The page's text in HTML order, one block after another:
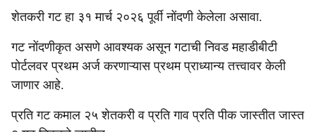
शेतकरी गट हा ३१ मार्च २०२६ पूर्वी नोंदणी केलेला असावा.
गट नोंदणीकृत असणे आवश्यक असून गटाची निवड महाडीबीटी
पोर्टलवर प्रथम अर्ज करणाऱ्यास प्रथम प्राध्यान्य तत्त्वावर केली
जाणार आहे.
प्रति गट कमाल २५ शेतकरी व प्रति गाव प्रति पीक जास्तीत जास्त